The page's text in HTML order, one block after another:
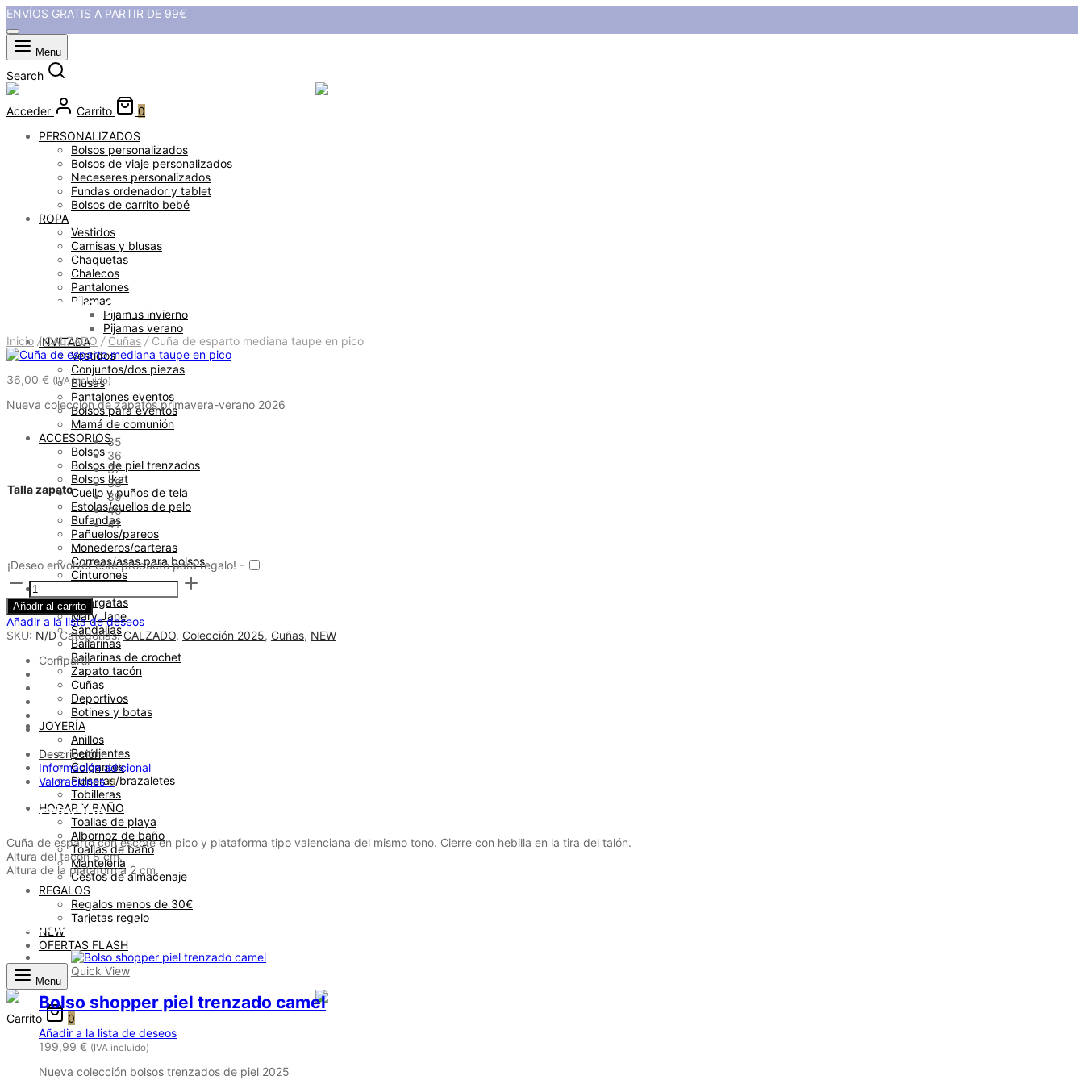
ENVÍOS GRATIS A PARTIR DE 99€
Menu
Search
Acceder Carrito
0
PERSONALIZADOS
Bolsos personalizados
Bolsos de viaje personalizados
Neceseres personalizados
Fundas ordenador y tablet
Bolsos de carrito bebé
ROPA
Vestidos
Camisas y blusas
Chaquetas
Chalecos
Pantalones
Pijamas
Pijamas invierno
Pijamas verano
INVITADA
Vestidos
Conjuntos/dos piezas
Blusas
Pantalones eventos
Bolsos para eventos
Mamá de comunión
ACCESORIOS
Bolsos
Bolsos de piel trenzados
Bolsos Ikat
Cuello y puños de tela
Estolas/cuellos de pelo
Bufandas
Pañuelos/pareos
Monederos/carteras
Correas/asas para bolsos
Cinturones
Alpargatas
Mary Jane
Sandalias
Bailarinas
Bailarinas de crochet
Zapato tacón
Cuñas
Deportivos
Botines y botas
JOYERÍA
Anillos
Pendientes
Colgantes
Pulseras/brazaletes
Tobilleras
HOGAR Y BAÑO
Toallas de playa
Albornoz de baño
Toallas de baño
Mantelería
Cestos de almacenaje
REGALOS
Regalos menos de 30€
Tarjetas regalo
NEW
OFERTAS FLASH
Menu
Carrito 0
Cuña de esparto mediana taupe en pico
Inicio / CALZADO / Cuñas /Cuña de esparto mediana taupe en pico
36,00 € (IVA incluido)
Nueva colección de zapatos primavera-verano 2026
Talla zapato
35
36
37
38
39
40
41
¡Deseo envolver este producto para regalo! -
Cuña
de
esparto
mediana
taupe
pico
cantidad
Añadir al carrito
Añadir a la lista de deseos
SKU: N/D Categorías:CALZADO, Colección 2025, Cuñas, NEW
Compartir
Descripción
Información adicional
Valoraciones0
Descripción
Cuña de esparto con escote en pico y plataforma tipo valenciana del mismo tono. Cierre con hebilla en la tira del talón.
Altura del tacón 8 cm.
Altura de la plataforma 2 cm.
Productos relacionados
Quick View
Bolso shopper piel trenzado camel
Añadir a la lista de deseos
199,99 € (IVA incluido)
Nueva colección bolsos trenzados de piel 2025